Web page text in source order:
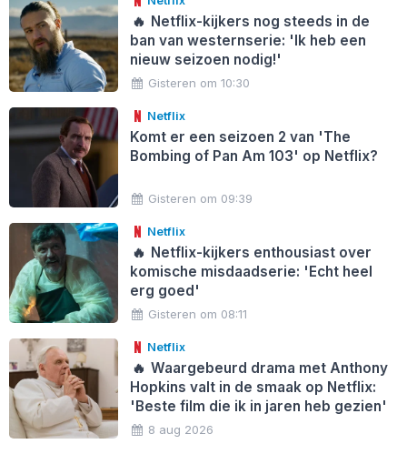
🔥 Netflix-kijkers nog steeds in de
ban van westernserie: 'Ik heb een
nieuw seizoen nodig!'
Gisteren om 10:30
Netflix
Komt er een seizoen 2 van 'The
Bombing of Pan Am 103' op Netflix?
Gisteren om 09:39
Netflix
🔥 Netflix-kijkers enthousiast over
komische misdaadserie: 'Echt heel
erg goed'
Gisteren om 08:11
Netflix
🔥 Waargebeurd drama met Anthony
Hopkins valt in de smaak op Netflix:
'Beste film die ik in jaren heb gezien'
8 aug 2026